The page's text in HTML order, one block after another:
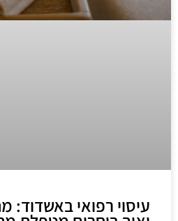
עיסוי רפואי באשדוד: